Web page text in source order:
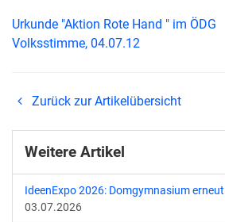
Urkunde "Aktion Rote Hand " im ÖDG
Volksstimme, 04.07.12
Zurück zur Artikelübersicht
Weitere Artikel
IdeenExpo 2026: Domgymnasium
03.07.2026